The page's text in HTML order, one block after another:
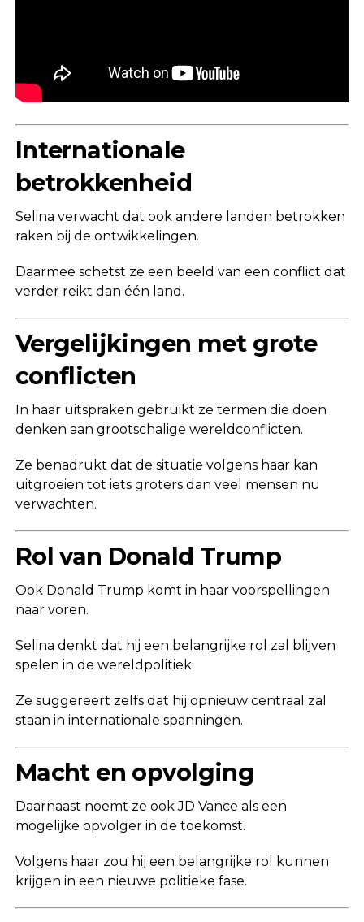
Internationale
betrokkenheid
Selina verwacht dat ook andere landen betrokken
raken bij de ontwikkelingen.
Daarmee schetst ze een beeld van een conflict dat
verder reikt dan één land.
Vergelijkingen met grote
conflicten
In haar uitspraken gebruikt ze termen die doen
denken aan grootschalige wereldconflicten.
Ze benadrukt dat de situatie volgens haar kan
uitgroeien tot iets groters dan veel mensen nu
verwachten.
Rol van Donald Trump
Ook Donald Trump komt in haar voorspellingen
naar voren.
Selina denkt dat hij een belangrijke rol zal blijven
spelen in de wereldpolitiek.
Ze suggereert zelfs dat hij opnieuw centraal zal
staan in internationale spanningen.
Macht en opvolging
Daarnaast noemt ze ookJD Vance als een
mogelijke opvolger in de toekomst.
Volgens haar zou hij een belangrijke rol kunnen
krijgen in een nieuwe politieke fase.